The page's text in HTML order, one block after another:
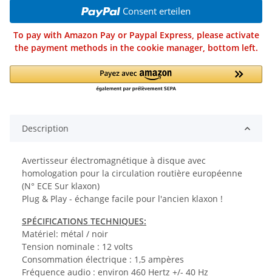
Consent erteilen
To pay with Amazon Pay or Paypal Express, please activate
the payment methods in the cookie manager, bottom left.
Description
Avertisseur électromagnétique à disque avec
homologation pour la circulation routière européenne
(N° ECE Sur klaxon)
Plug & Play - échange facile pour l'ancien klaxon !
SPÉCIFICATIONS TECHNIQUES:
Matériel: métal / noir
Tension nominale : 12 volts
Consommation électrique : 1,5 ampères
Fréquence audio : environ 460 Hertz +/- 40 Hz